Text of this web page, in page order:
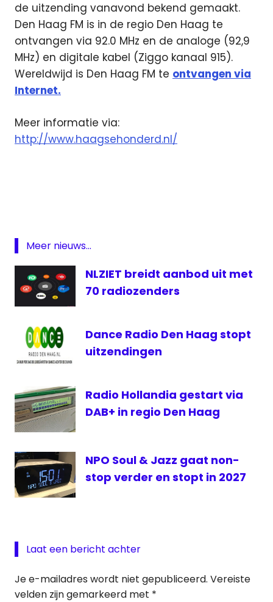
de uitzending vanavond bekend gemaakt.
Den Haag FM is in de regio Den Haag te
ontvangen via 92.0 MHz en de analoge (92,9
MHz) en digitale kabel (Ziggo kanaal 915).
Wereldwijd is Den Haag FM te ontvangen via
Internet.
Meer informatie via:
http://www.haagsehonderd.nl/
Haagse
Honderd
lijst
lokale
Radio
Meer nieuws...
NLZIET breidt aanbod uit met
70 radiozenders
Dance Radio Den Haag stopt
uitzendingen
Radio Hollandia gestart via
DAB+ in regio Den Haag
NPO Soul & Jazz gaat non-
stop verder en stopt in 2027
Laat een bericht achter
Je e-mailadres wordt niet gepubliceerd. Vereiste
velden zijn gemarkeerd met *